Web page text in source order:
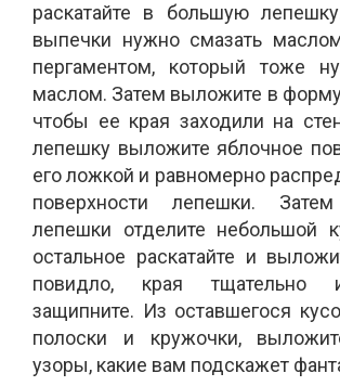
раскатайте в большую
выпечки нужно смазать
пергаментом, который тоже
маслом. Затем выложите в форму
чтобы ее края заходили на
лепешку выложите яблочное
его ложкой и равномерно
поверхности лепешки.
лепешки отделите небольшой
остальное раскатайте и
повидло, края тщательно
защипните. Из оставшегося
полоски и кружочки,
узоры, какие вам подскажет